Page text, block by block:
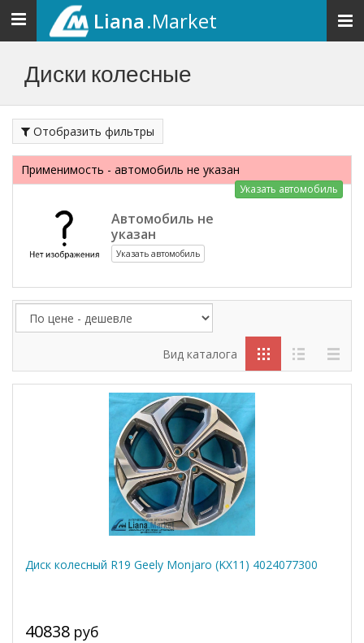
Toggle
navigation
Liana.Market
Диски колесные
Отобразить фильтры
Применимость - автомобиль не указан
Указать автомобиль
Автомобиль не
указан
Указать автомобиль
Вид каталога
Диск колесный R19 Geely Monjaro (KX11) 4024077300
40838 руб